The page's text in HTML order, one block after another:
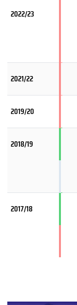
2022/23
2021/22
2019/20
2018/19
2017/18